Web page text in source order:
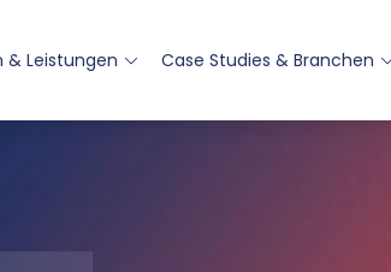
& Leistungen Case Studies & Branchen